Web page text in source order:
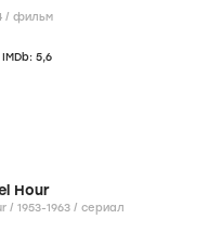
/ фильм
IMDb: 5,6
Hour
United States Steel Hour / 1953-1963 / сериал